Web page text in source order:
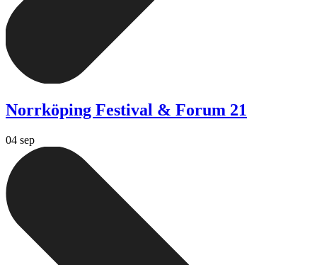
Norrköping Festival & Forum 21
04 sep